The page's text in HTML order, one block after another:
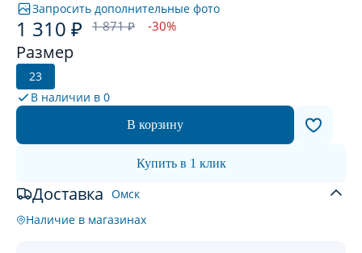
Запросить дополнительные фото
1 310 ₽ 1 871 ₽ -30%
Размер
23
В наличии в 0
В корзину
Купить в 1 клик
Доставка Омск
Наличие в магазинах